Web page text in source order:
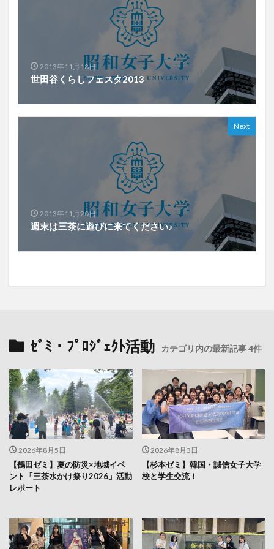
2013年11月18日
世田谷くらしフェスタ2013
Next
2013年11月20日
週末は三茶に遊びに来てください♪
ｾﾞﾐ・ﾌﾟﾛｼﾞｪｸﾄ活動 カテゴリ内の最新記事 4件
2026年8月5日
【鶴田ゼミ】夏の防災×地域イベ
ント「三茶水かけ祭り2026」活動
レポート
2026年8月3日
【杉本ゼミ】韓国・誠信女子大学
校と学生交流！